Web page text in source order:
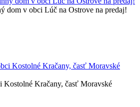
dom v obci Lúč na Ostrove na predaj!
Kostolné Kračany, časť Moravské